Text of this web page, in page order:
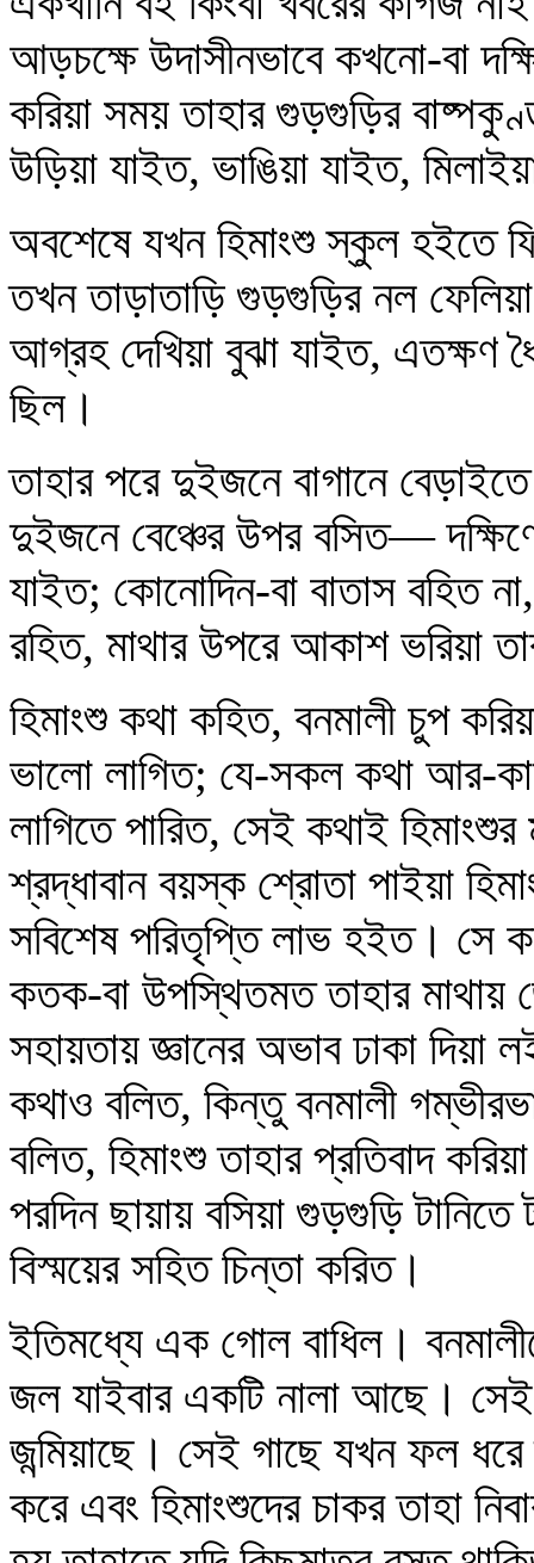
আড়চক্ষে উদাসীনভাবে কখনো-বা
করিয়া সময় তাহার গুড়গুড়ির
উড়িয়া যাইত, ভাঙিয়া যাইত,
অবশেষে যখন হিমাংশু স্কুল হইতে
তখন তাড়াতাড়ি গুড়গুড়ির নল
আগ্রহ দেখিয়া বুঝা যাইত, এতক্ষণ
ছিল।
তাহার পরে দুইজনে বাগানে
দুইজনে বেঞ্চের উপর বসিত—
যাইত; কোনোদিন-বা বাতাস বহিত
রহিত, মাথার উপরে আকাশ ভরিয়া
হিমাংশু কথা কহিত, বনমালী চুপ
ভালো লাগিত; যে-সকল কথা আর-
লাগিতে পারিত, সেই কথাই
শ্রদ্ধাবান বয়স্ক শ্রোতা পাইয়া
সবিশেষ পরিতৃপ্তি লাভ হইত। সে
কতক-বা উপস্থিতমত তাহার
সহায়তায় জ্ঞানের অভাব ঢাকা
কথাও বলিত, কিন্তু বনমালী
বলিত, হিমাংশু তাহার প্রতিবাদ
পরদিন ছায়ায় বসিয়া গুড়গুড়ি
বিস্ময়ের সহিত চিন্তা করিত।
ইতিমধ্যে এক গোল বাধিল।
জল যাইবার একটি নালা আছে। সেই
জন্মিয়াছে। সেই গাছে যখন ফল ধরে
করে এবং হিমাংশুদের চাকর তাহা